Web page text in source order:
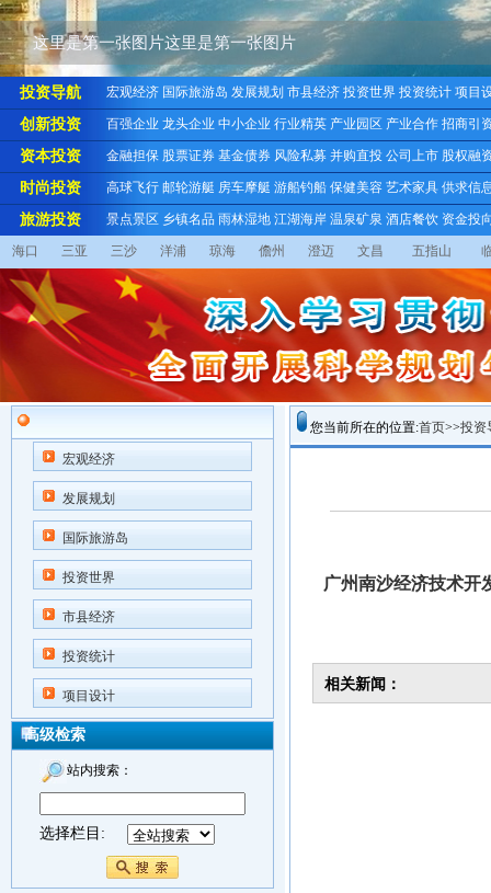
这里是第一张图片这里是第一张图片
投资导航 宏观经济 国际旅游岛 发展规划 市县经济 投资世界 投资统计 项目
创新投资 百强企业 龙头企业 中小企业 行业精英 产业园区 产业合作 招商引
资本投资 金融担保 股票证券 基金债券 风险私募 并购直投 公司上市 股权融
时尚投资 高球飞行 邮轮游艇 房车摩艇 游船钓船 保健美容 艺术家具 供求信
旅游投资 景点景区 乡镇名品 雨林湿地 江湖海岸 温泉矿泉 酒店餐饮 资金投
海口 三亚 三沙 洋浦 琼海 儋州 澄迈 文昌 五指山
宏观经济
发展规划
国际旅游岛
投资世界
市县经济
投资统计
项目设计
高级检索
站内搜索：
选择栏目:
您当前所在的位置:首页>>投资
广州南沙经济技术开
相关新闻：